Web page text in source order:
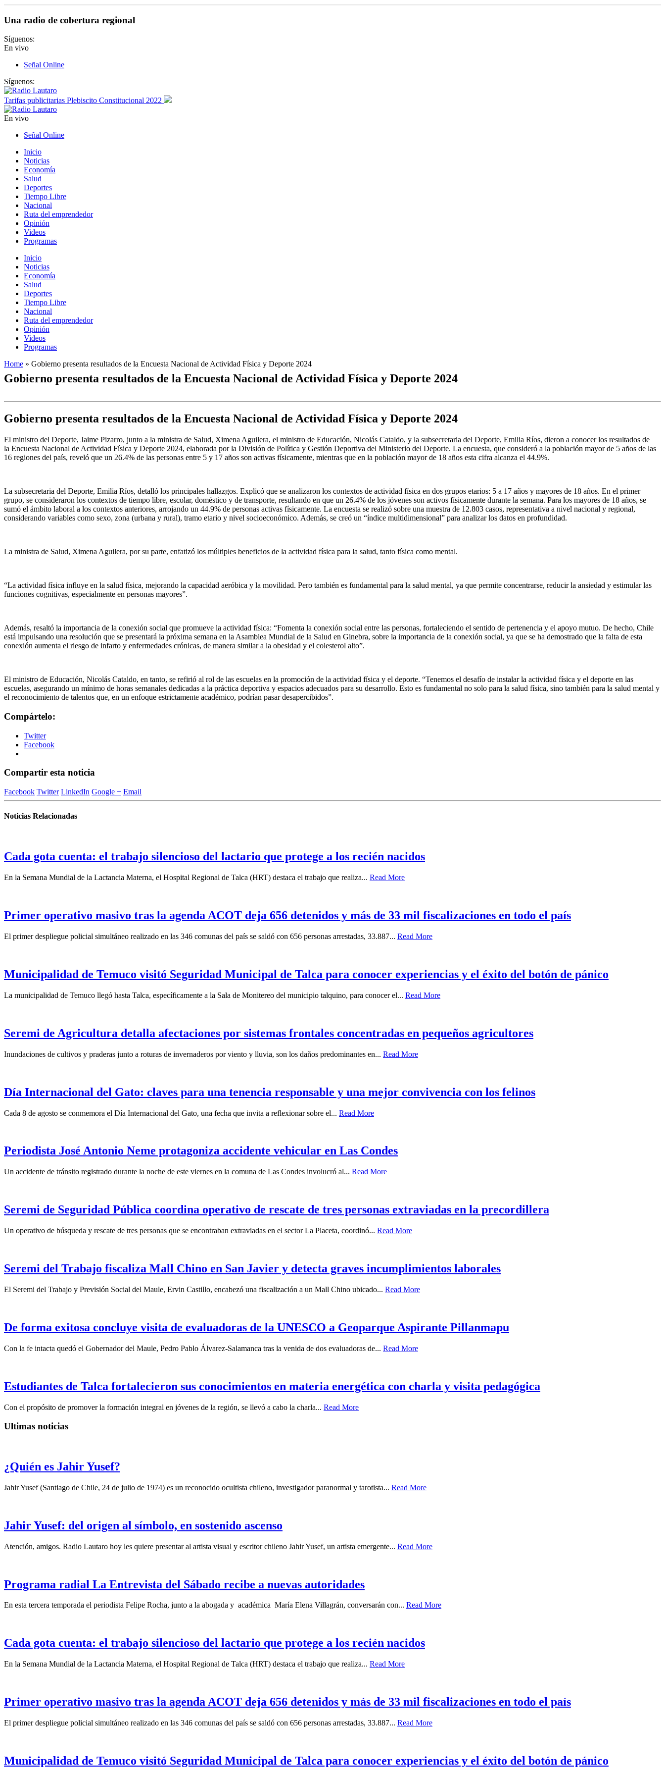
Una radio de cobertura regional
Síguenos:
En vivo
Señal Online
Síguenos:
Tarifas publicitarias Plebiscito Constitucional 2022
En vivo
Señal Online
Inicio
Noticias
Economía
Salud
Deportes
Tiempo Libre
Nacional
Ruta del emprendedor
Opinión
Videos
Programas
Inicio
Noticias
Economía
Salud
Deportes
Tiempo Libre
Nacional
Ruta del emprendedor
Opinión
Videos
Programas
Home » Gobierno presenta resultados de la Encuesta Nacional de Actividad Física y Deporte 2024
Gobierno presenta resultados de la Encuesta Nacional de Actividad Física y Deporte 2024
Gobierno presenta resultados de la Encuesta Nacional de Actividad Física y Deporte 2024
El ministro del Deporte, Jaime Pizarro, junto a la ministra de Salud, Ximena Aguilera, el ministro de Educación, Nicolás Cataldo, y la subsecretaria del Deporte, Emilia Ríos, dieron a conocer los resultados de
la Encuesta Nacional de Actividad Física y Deporte 2024, elaborada por la División de Política y Gestión Deportiva del Ministerio del Deporte. La encuesta, que consideró a la población mayor de 5 años de las
16 regiones del país, reveló que un 26.4% de las personas entre 5 y 17 años son activas físicamente, mientras que en la población mayor de 18 años esta cifra alcanza el 44.9%.
La subsecretaria del Deporte, Emilia Ríos, detalló los principales hallazgos. Explicó que se analizaron los contextos de actividad física en dos grupos etarios: 5 a 17 años y mayores de 18 años. En el primer
grupo, se consideraron los contextos de tiempo libre, escolar, doméstico y de transporte, resultando en que un 26.4% de los jóvenes son activos físicamente durante la semana. Para los mayores de 18 años, se
sumó el ámbito laboral a los contextos anteriores, arrojando un 44.9% de personas activas físicamente. La encuesta se realizó sobre una muestra de 12.803 casos, representativa a nivel nacional y regional,
considerando variables como sexo, zona (urbana y rural), tramo etario y nivel socioeconómico. Además, se creó un “índice multidimensional” para analizar los datos en profundidad.
La ministra de Salud, Ximena Aguilera, por su parte, enfatizó los múltiples beneficios de la actividad física para la salud, tanto física como mental.
“La actividad física influye en la salud física, mejorando la capacidad aeróbica y la movilidad. Pero también es fundamental para la salud mental, ya que permite concentrarse, reducir la ansiedad y estimular las
funciones cognitivas, especialmente en personas mayores”.
Además, resaltó la importancia de la conexión social que promueve la actividad física: “Fomenta la conexión social entre las personas, fortaleciendo el sentido de pertenencia y el apoyo mutuo. De hecho, Chile
está impulsando una resolución que se presentará la próxima semana en la Asamblea Mundial de la Salud en Ginebra, sobre la importancia de la conexión social, ya que se ha demostrado que la falta de esta
conexión aumenta el riesgo de infarto y enfermedades crónicas, de manera similar a la obesidad y el colesterol alto”.
El ministro de Educación, Nicolás Cataldo, en tanto, se refirió al rol de las escuelas en la promoción de la actividad física y el deporte. “Tenemos el desafío de instalar la actividad física y el deporte en las
escuelas, asegurando un mínimo de horas semanales dedicadas a la práctica deportiva y espacios adecuados para su desarrollo. Esto es fundamental no solo para la salud física, sino también para la salud mental y
el reconocimiento de talentos que, en un enfoque estrictamente académico, podrían pasar desapercibidos”.
Compártelo:
Twitter
Facebook
Compartir esta noticia
Facebook Twitter LinkedIn Google + Email
Noticias Relacionadas
Cada gota cuenta: el trabajo silencioso del lactario que protege a los recién nacidos
En la Semana Mundial de la Lactancia Materna, el Hospital Regional de Talca (HRT) destaca el trabajo que realiza... Read More
Primer operativo masivo tras la agenda ACOT deja 656 detenidos y más de 33 mil fiscalizaciones en todo el país
El primer despliegue policial simultáneo realizado en las 346 comunas del país se saldó con 656 personas arrestadas, 33.887... Read More
Municipalidad de Temuco visitó Seguridad Municipal de Talca para conocer experiencias y el éxito del botón de pánico
La municipalidad de Temuco llegó hasta Talca, específicamente a la Sala de Monitereo del municipio talquino, para conocer el... Read More
Seremi de Agricultura detalla afectaciones por sistemas frontales concentradas en pequeños agricultores
Inundaciones de cultivos y praderas junto a roturas de invernaderos por viento y lluvia, son los daños predominantes en... Read More
Día Internacional del Gato: claves para una tenencia responsable y una mejor convivencia con los felinos
Cada 8 de agosto se conmemora el Día Internacional del Gato, una fecha que invita a reflexionar sobre el... Read More
Periodista José Antonio Neme protagoniza accidente vehicular en Las Condes
Un accidente de tránsito registrado durante la noche de este viernes en la comuna de Las Condes involucró al... Read More
Seremi de Seguridad Pública coordina operativo de rescate de tres personas extraviadas en la precordillera
Un operativo de búsqueda y rescate de tres personas que se encontraban extraviadas en el sector La Placeta, coordinó... Read More
Seremi del Trabajo fiscaliza Mall Chino en San Javier y detecta graves incumplimientos laborales
El Seremi del Trabajo y Previsión Social del Maule, Ervin Castillo, encabezó una fiscalización a un Mall Chino ubicado... Read More
De forma exitosa concluye visita de evaluadoras de la UNESCO a Geoparque Aspirante Pillanmapu
Con la fe intacta quedó el Gobernador del Maule, Pedro Pablo Álvarez-Salamanca tras la venida de dos evaluadoras de... Read More
Estudiantes de Talca fortalecieron sus conocimientos en materia energética con charla y visita pedagógica
Con el propósito de promover la formación integral en jóvenes de la región, se llevó a cabo la charla... Read More
Ultimas noticias
¿Quién es Jahir Yusef?
Jahir Yusef (Santiago de Chile, 24 de julio de 1974) es un reconocido ocultista chileno, investigador paranormal y tarotista... Read More
Jahir Yusef: del origen al símbolo, en sostenido ascenso
Atención, amigos. Radio Lautaro hoy les quiere presentar al artista visual y escritor chileno Jahir Yusef, un artista emergente... Read More
Programa radial La Entrevista del Sábado recibe a nuevas autoridades
En esta tercera temporada el periodista Felipe Rocha, junto a la abogada y académica María Elena Villagrán, conversarán con... Read More
Cada gota cuenta: el trabajo silencioso del lactario que protege a los recién nacidos
En la Semana Mundial de la Lactancia Materna, el Hospital Regional de Talca (HRT) destaca el trabajo que realiza... Read More
Primer operativo masivo tras la agenda ACOT deja 656 detenidos y más de 33 mil fiscalizaciones en todo el país
El primer despliegue policial simultáneo realizado en las 346 comunas del país se saldó con 656 personas arrestadas, 33.887... Read More
Municipalidad de Temuco visitó Seguridad Municipal de Talca para conocer experiencias y el éxito del botón de pánico